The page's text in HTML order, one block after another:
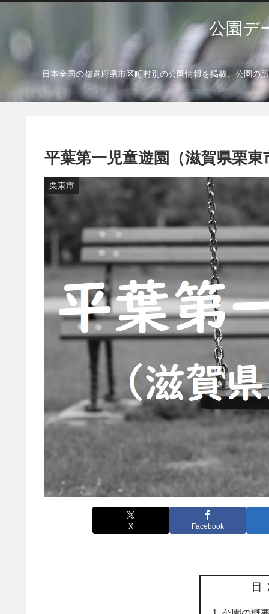
公園デ
日本全国の都道府県市区町村別の公園情報を掲載。公園の
平葉第一児童遊園（滋賀県栗東
栗東市
X Facebook